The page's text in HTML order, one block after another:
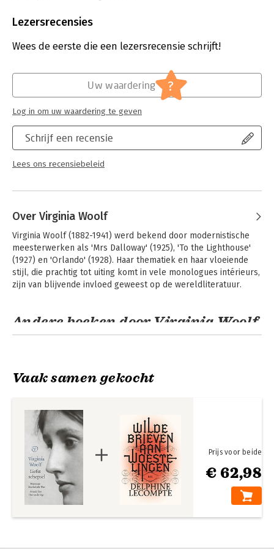
Uitgever:
Verschijningsdatum:
25-9-2025
Literatuur en romans
Lezersrecensies
Wees de eerste die een lezersrecensie schrijft!
Schrijf een recensie
Lees ons recensiebeleid
Uw waardering ?
Log in om uw waardering te geven
Over Virginia Woolf
Virginia Woolf (1882-1941) werd bekend door modernistische
meesterwerken als 'Mrs Dalloway' (1925), 'To the Lighthouse'
(1927) en 'Orlando' (1928). Haar thematiek en haar vloeiende
stijl, die prachtig tot uiting komt in vele monologues intérieurs,
zijn van blijvende invloed geweest op de wereldliteratuur.
Andere boeken door Virginia Woolf
Mrs Dalloway Mrs Dalloway
Vaak samen gekocht
€ 62,98
Prijs voor beide